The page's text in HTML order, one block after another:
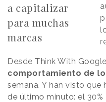
a capitalizar
para muchas
marcas
Desde Think With
comportamiento de
semana. Y han visto que
de último minuto: el 30%